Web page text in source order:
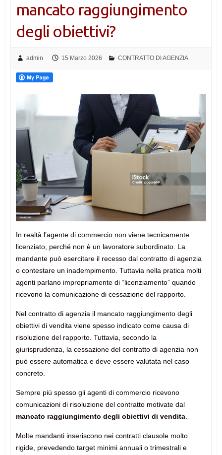
mancato raggiungimento
degli obiettivi?
admin 15 Marzo 2026 CONTRATTO DI AGENZIA
In realtà l’agente di commercio non viene tecnicamente
licenziato, perché non è un lavoratore subordinato. La
mandante può esercitare il recesso dal contratto di agenzia
o contestare un inadempimento. Tuttavia nella pratica molti
agenti parlano impropriamente di “licenziamento” quando
ricevono la comunicazione di cessazione del rapporto.
Nel contratto di agenzia il mancato raggiungimento degli
obiettivi di vendita viene spesso indicato come causa di
risoluzione del rapporto. Tuttavia, secondo la
giurisprudenza, la cessazione del contratto di agenzia non
può essere automatica e deve essere valutata nel caso
concreto.
Sempre più spesso gli agenti di commercio ricevono
comunicazioni di risoluzione del contratto motivate dal
mancato raggiungimento degli obiettivi di vendita.
Molte mandanti inseriscono nei contratti clausole molto
rigide, prevedendo target minimi annuali o trimestrali e